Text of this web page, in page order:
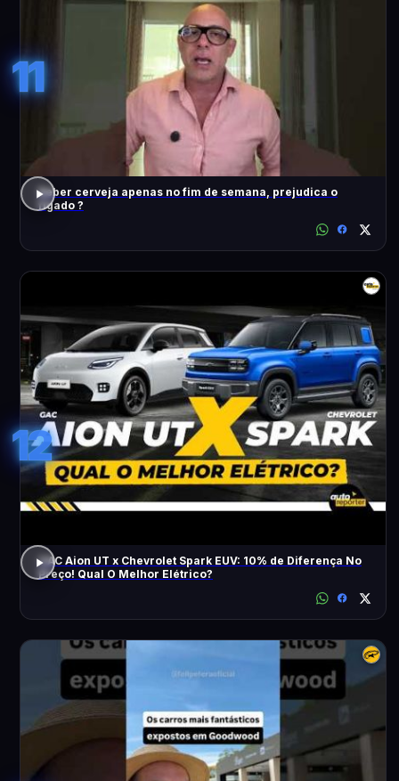
11
Beber cerveja apenas no fim de semana, prejudica o
fígado ?
12
GAC Aion UT x Chevrolet Spark EUV: 10% de Diferença No
Preço! Qual O Melhor Elétrico?